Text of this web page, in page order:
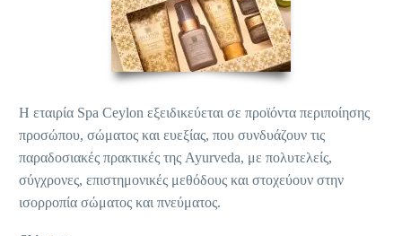
Η εταιρία Spa Ceylon εξειδικεύεται σε προϊόντα περιποίησης
προσώπου, σώματος και ευεξίας, που συνδυάζουν τις
παραδοσιακές πρακτικές της Ayurveda, με πολυτελείς,
σύγχρονες, επιστημονικές μεθόδους και στοχεύουν στην
ισορροπία σώματος και πνεύματος.